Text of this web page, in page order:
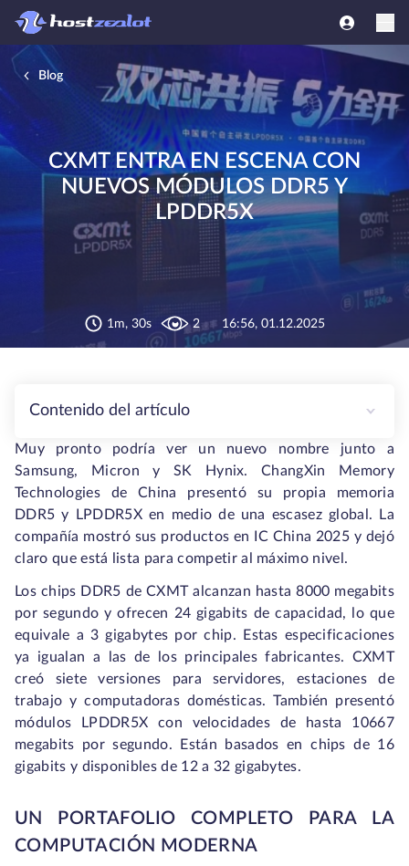
Blog
CXMT ENTRA EN ESCENA CON
NUEVOS MÓDULOS DDR5 Y
LPDDR5X
1m, 30s 2 16:56, 01.12.2025
Contenido del artículo
Muy pronto podría ver un nuevo nombre junto a
Samsung, Micron y SK Hynix. ChangXin Memory
Technologies de China presentó su propia memoria
DDR5 y LPDDR5X en medio de una escasez global. La
compañía mostró sus productos en IC China 2025 y dejó
claro que está lista para competir al máximo nivel.
Los chips DDR5 de CXMT alcanzan hasta 8000 megabits
por segundo y ofrecen 24 gigabits de capacidad, lo que
equivale a 3 gigabytes por chip. Estas especificaciones
ya igualan a las de los principales fabricantes. CXMT
creó siete versiones para servidores, estaciones de
trabajo y computadoras domésticas. También presentó
módulos LPDDR5X con velocidades de hasta 10667
megabits por segundo. Están basados en chips de 16
gigabits y disponibles de 12 a 32 gigabytes.
UN PORTAFOLIO COMPLETO PARA LA
COMPUTACIÓN MODERNA